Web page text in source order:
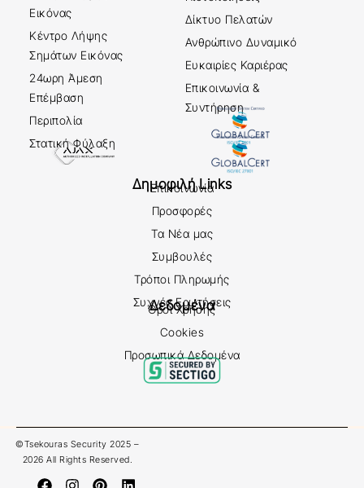
Εικόνας
Κέντρο Λήψης
Σημάτων Εικόνας
24ωρη Άμεση
Επέμβαση
Περιπολία
Στατική Φύλαξη
Δίκτυο Πελατών
Ανθρώπινο Δυναμικό
Ευκαιρίες Καριέρας
Επικοινωνία &
Συντήρηση
Δημοφιλή Links
Επικοινωνία
Προσφορές
Τα Νέα μας
Συμβουλές
Τρόποι Πληρωμής
Συχνές Ερωτήσεις
Δεδομένα
Όροι Χρήσης
Cookies
Προσωπικά Δεδομένα
©Tsekouras Security 2025 –
2026 All Rights Reserved.